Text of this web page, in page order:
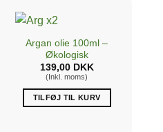
Argan olie 100ml –
Økologisk
139,00 DKK
(Inkl. moms)
TILFØJ TIL KURV